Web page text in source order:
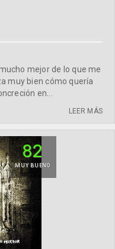
mejor de lo que me
muy bien cómo quería
en...
LEER MÁS
82
MUY BUENO